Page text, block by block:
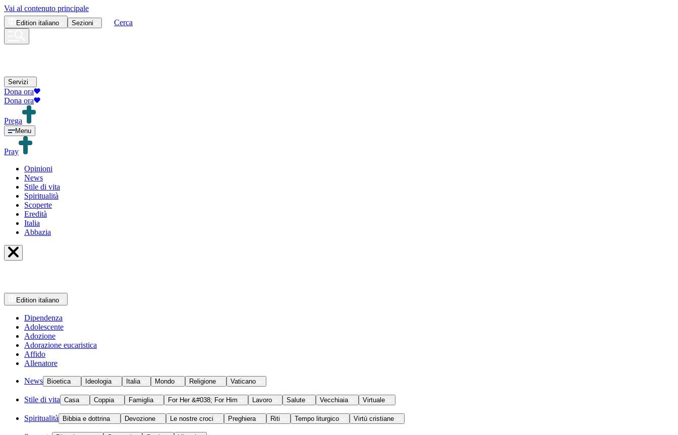
Vai al contenuto principale
Edition italiano Sezioni Cerca
Servizi
Dona ora
Dona ora
Prega
Menu
Pray
Opinioni
News
Stile di vita
Spiritualità
Scoperte
Eredità
Italia
Abbazia
Edition italiano
Dipendenza
Adolescente
Adozione
Adorazione eucaristica
Affido
Allenatore
News Bioetica Ideologia Italia Mondo Religione Vaticano
Stile di vita Casa Coppia Famiglia For Her &#038; For Him Lavoro Salute Vecchiaia Virtuale
Spiritualità Bibbia e dottrina Devozione Le nostre croci Preghiera Riti Tempo liturgico Virtù cristiane